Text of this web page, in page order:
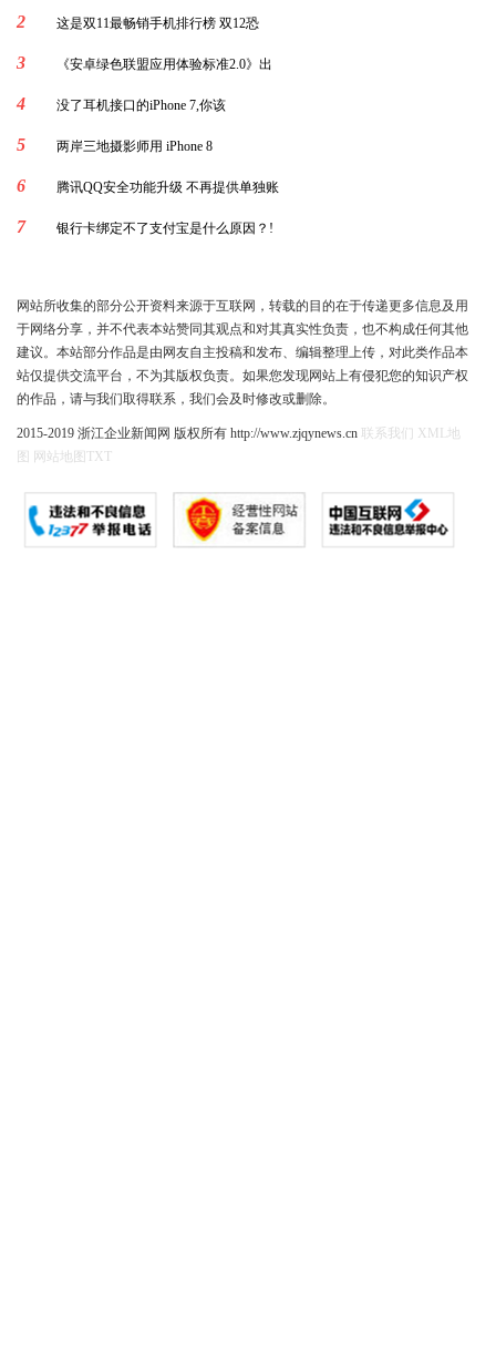
2 这是双11最畅销手机排行榜 双12恐
3 《安卓绿色联盟应用体验标准2.0》出
4 没了耳机接口的iPhone 7,你该
5 两岸三地摄影师用 iPhone 8
6 腾讯QQ安全功能升级 不再提供单独账
7 银行卡绑定不了支付宝是什么原因？!
网站所收集的部分公开资料来源于互联网，转载的目的在于传递更多信息及用
于网络分享，并不代表本站赞同其观点和对其真实性负责，也不构成任何其他
建议。本站部分作品是由网友自主投稿和发布、编辑整理上传，对此类作品本
站仅提供交流平台，不为其版权负责。如果您发现网站上有侵犯您的知识产权
的作品，请与我们取得联系，我们会及时修改或删除。
2015-2019 浙江企业新闻网 版权所有 http://www.zjqynews.cn 联系我们
XML地
图
网站地图 TXT